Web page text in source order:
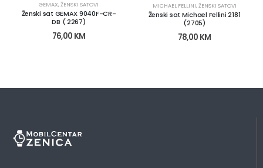
GEMAX,ŽENSKI SATOVI
Ženski sat GEMAX 9040F-CR-
DB ( 2267)
76,00 KM
MICHAEL FELLINI,ŽENSKI SATOVI
Ženski sat Michael Fellini 2181
(2705)
78,00 KM